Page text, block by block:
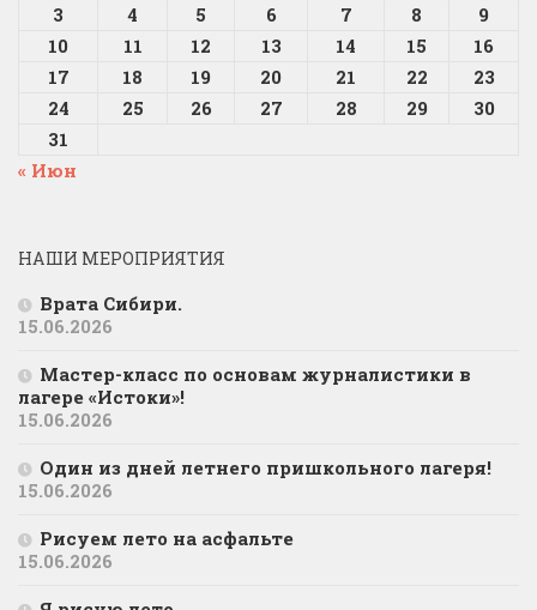
3
4 5 6 7 8
9
10
11 12 13 14 15
16
17
18 19 20 21 22
23
24
25 26 27 28 29
30
31
« Июн
НАШИ МЕРОПРИЯТИЯ
Врата Сибири.
15.06.2026
Мастер-класс по основам журналистики в
лагере «Истоки»!
15.06.2026
Один из дней летнего пришкольного лагеря!
15.06.2026
Рисуем лето на асфальте
15.06.2026